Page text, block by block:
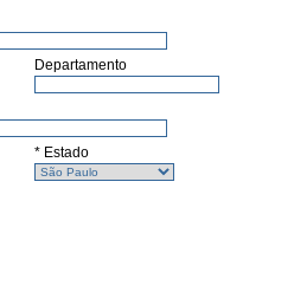
Departamento
* Estado